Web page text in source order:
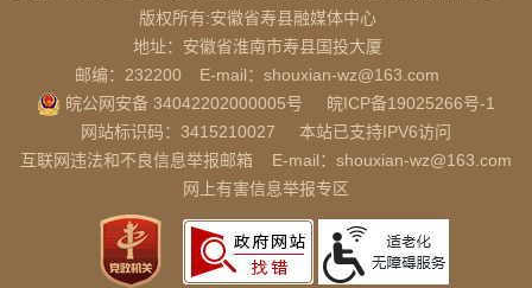
版权所有:安徽省寿县融媒体中心
地址：安徽省淮南市寿县国投大厦
邮编：232200
E-mail：shouxian-wz@163.com
皖公网安备 34042202000005号
皖ICP备19025266号-1
网站标识码：3415210027
本站已支持IPV6访问
互联网违法和不良信息举报邮箱
E-mail：shouxian-wz@163.com
网上有害信息举报专区